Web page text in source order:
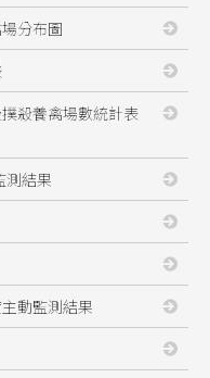
分布圖
殺養禽場數統計表
測結果
動監測結果